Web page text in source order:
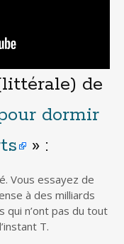
de
dormir
» :
Vous essayez de
à des milliards
n’ont pas du tout
T.